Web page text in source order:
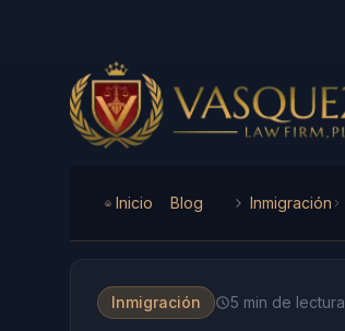
Vasquez Law Firm - Home
Inicio Blog Inmigración
Inmigración 5 min de lectura